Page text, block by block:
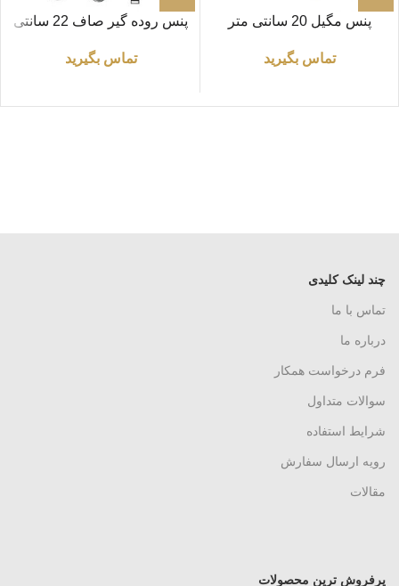
پنس مگیل 20 سانتی متر
تماس بگیرید
پنس روده گیر صاف 22 سانتی
تماس بگیرید
چند لینک کلیدی
تماس با ما
درباره ما
فرم درخواست همکار
سوالات متداول
شرایط استفاده
رویه ارسال سفارش
مقالات
پرفروش ترین محصولات